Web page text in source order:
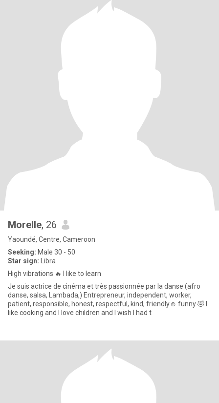
Morelle, 26
Yaoundé, Centre, Cameroon
Seeking: Male 30 - 50
Star sign: Libra
High vibrations 🔥 I like to learn
Je suis actrice de cinéma et très passionnée par la danse (afro
danse, salsa, Lambada,) Entrepreneur, independent, worker,
patient, responsible, honest, respectful, kind, friendly☺️ funny 🤣 I
like cooking and I love children and I wish I had t